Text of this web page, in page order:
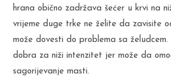
hrana obično zadržava šećer u krvi na
vrijeme duge trke ne želite da zavisite
može dovesti do problema sa
dobra za niži intenzitet jer može da
sagorijevanje masti.